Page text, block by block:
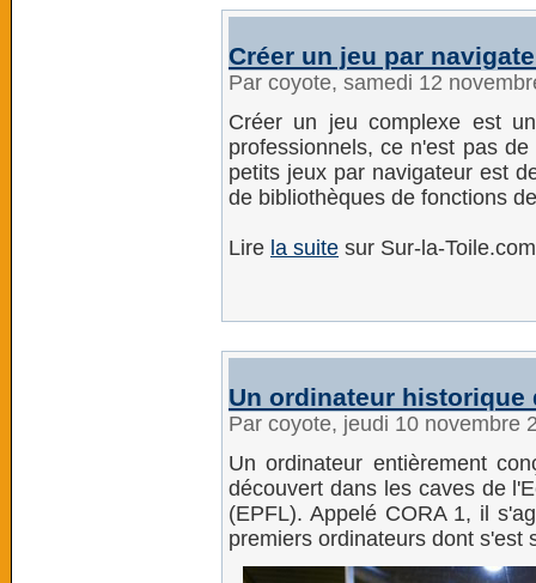
Créer un jeu par
Par coyote, samedi 12
Créer un jeu complexe est
professionnels, ce n'est pas
petits jeux par navigateur est
de bibliothèques de fonctions
Lire la suite sur Sur-la-Toile.com
Un ordinateur historique
Par coyote, jeudi 10 novembre
Un ordinateur entièrement
découvert dans les caves de
(EPFL). Appelé CORA 1, il
premiers ordinateurs dont s'est